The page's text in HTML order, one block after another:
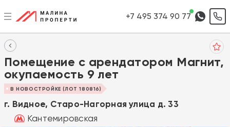
+7 495 374 90 77
Помещение с арендатором Магнит,
окупаемость 9 лет
В НОВОСТРОЙКЕ (ЛОТ 180816)
г. Видное, Старо-Нагорная улица д. 33
Кантемировская